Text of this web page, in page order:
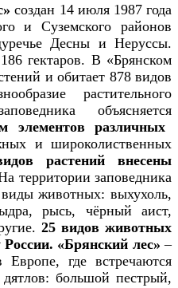
создан 14 июля 1987 года
и Суземского районов
Десны и Неруссы.
гектаров. В «Брянском
и обитает 878 видов
растительного
объясняется
элементов различных
и широколиственных
растений внесены
территории заповедника
животных: выхухоль,
рысь, чёрный аист,
25 видов животных
«Брянский лес»–
где встречаются
большой пестрый,